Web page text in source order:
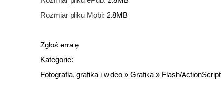
Rozmiar pliku Mobi: 2.8MB
Zgłoś erratę
Kategorie:
Fotografia, grafika i wideo » Grafika » Flash/ActionScript